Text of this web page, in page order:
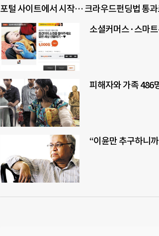
포털 사이트에서 시작… 크라우드펀딩법 통
소셜커머스·스마
피해자와 가족 486
“이윤만 추구하니